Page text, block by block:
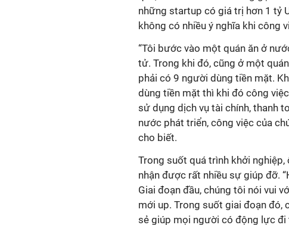
những startup có giá trị hơn 1 tỷ
không có nhiều ý nghĩa khi công
“Tôi bước vào một quán ăn ở
tử. Trong khi đó, cũng ở một
phải có 9 người dùng tiền mặt.
dùng tiền mặt thì khi đó công
sử dụng dịch vụ tài chính, thanh
nước phát triển, công việc của
cho biết.
Trong suốt quá trình khởi
nhận được rất nhiều sự giúp đỡ.
Giai đoạn đầu, chúng tôi nói vui
mới up. Trong suốt giai đoạn đó,
sẻ giúp mọi người có động lực đi